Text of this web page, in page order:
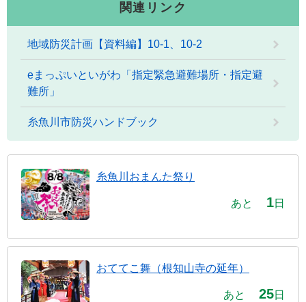
関連リンク
地域防災計画【資料編】10-1、10-2
eまっぷいといがわ「指定緊急避難場所・指定避
難所」
糸魚川市防災ハンドブック
糸魚川おまんた祭り
あと 1日
おててこ舞（根知山寺の延年）
あと 25日